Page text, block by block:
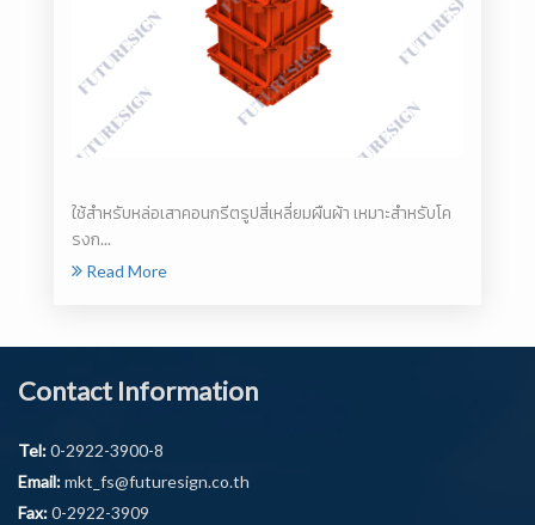
ใช้สำหรับหล่อเสาคอนกรีตรูปสี่เหลี่ยมผืนผ้า เหมาะสำหรับโค
รงก...
Read More
Contact Information
Tel:0-2922-3900-8
Email:mkt_fs@futuresign.co.th
Fax:0-2922-3909